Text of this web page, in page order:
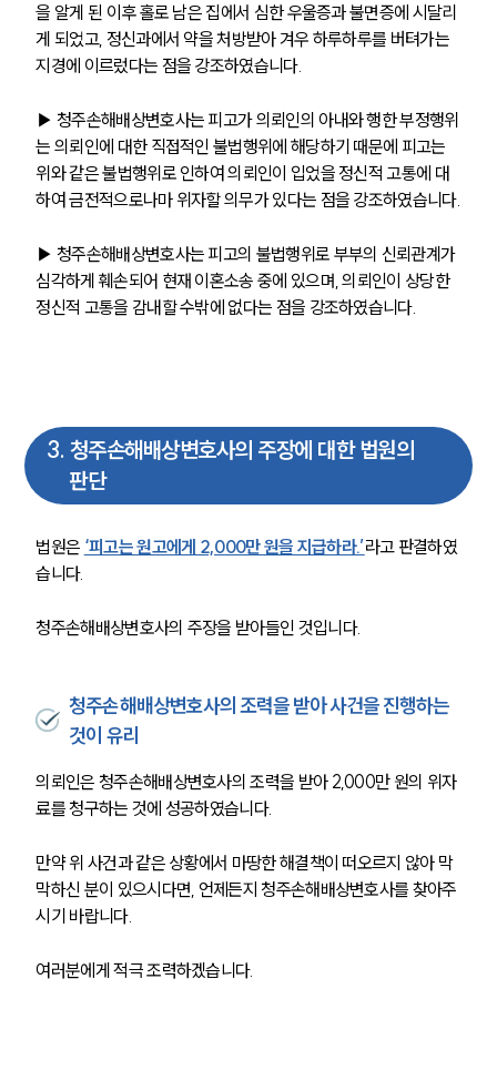
을 알게 된 이후 홀로 남은 집에서 심한 우울증과 불면증에 시달리
게 되었고, 정신과에서 약을 처방받아 겨우 하루하루를 버텨가는
지경에 이르렀다는 점을 강조하였습니다.
▶ 청주손해배상변호사는 피고가 의뢰인의 아내와 행한 부정행위
는 의뢰인에 대한 직접적인 불법행위에 해당하기 때문에 피고는
위와 같은 불법행위로 인하여 의뢰인이 입었을 정신적 고통에 대
하여 금전적으로나마 위자할 의무가 있다는 점을 강조하였습니다.
▶ 청주손해배상변호사는 피고의 불법행위로 부부의 신뢰관계가
심각하게 훼손되어 현재 이혼소송 중에 있으며, 의뢰인이 상당한
정신적 고통을 감내할 수밖에 없다는 점을 강조하였습니다.
3. 청주손해배상변호사의 주장에 대한 법원의
판단
법원은 ‘피고는 원고에게 2,000만 원을 지급하라.’라고 판결하였
습니다.
청주손해배상변호사의 주장을 받아들인 것입니다.
청주손해배상변호사의 조력을 받아 사건을 진행하는
것이 유리
의뢰인은 청주손해배상변호사의 조력을 받아 2,000만 원의 위자
료를 청구하는 것에 성공하였습니다.
만약 위 사건과 같은 상황에서 마땅한 해결책이 떠오르지 않아 막
막하신 분이 있으시다면, 언제든지 청주손해배상변호사를 찾아주
시기 바랍니다.
여러분에게 적극 조력하겠습니다.